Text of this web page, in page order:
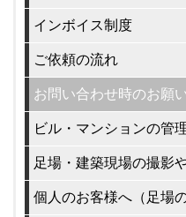
インボイス制度
ご依頼の流れ
お問い合わせ時のお願
ビル・マンションの管
足場・建築現場の撮影
個人のお客様へ（足場